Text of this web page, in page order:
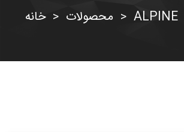
خانه > محصولات > ALPINE